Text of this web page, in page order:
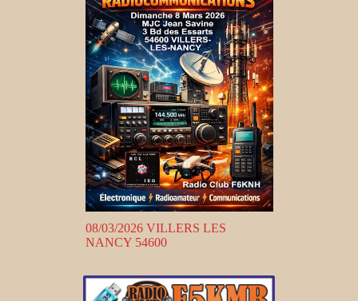
08/03/2026 VILLERS LES
NANCY 54600